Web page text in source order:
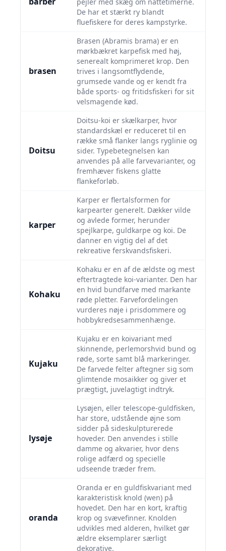
De har et stærkt ry blandt
fluefiskere for deres kampstyrke.
brasen
Brasen (Abramis brama) er en
mørkbækret karpefisk med høj,
senerealt komprimeret krop. Den
trives i langsomtflydende,
grumsede vande og er kendt fra
både sports- og fritidsfiskeri for sit
velsmagende kød.
Doitsu
Doitsu-koi er skælkarper, hvor
standardskæl er reduceret til en
række små flanker langs ryglinie og
sider. Typebetegnelsen kan
anvendes på alle farvevarianter, og
fremhæver fiskens glatte
flankeforløb.
karper
Karper er flertalsformen for
karpearter generelt. Dækker vilde
og avlede former, herunder
spejlkarpe, guldkarpe og koi. De
danner en vigtig del af det
rekreative ferskvandsfiskeri.
Kohaku
Kohaku er en af de ældste og mest
eftertragtede koi-varianter. Den har
en hvid bundfarve med markante
røde pletter. Farvefordelingen
vurderes nøje i prisdommere og
hobbykredsesammenhænge.
Kujaku
Kujaku er en koivariant med
skinnende, perlemorshvid bund og
røde, sorte samt blå markeringer.
De farvede felter aftegner sig som
glimtende mosaikker og giver et
prægtigt, juvelagtigt indtryk.
lysøje
Lysøjen, eller telescope-guldfisken,
har store, udstående øjne som
sidder på sideskulpturerede
hoveder. Den anvendes i stille
damme og akvarier, hvor dens
rolige adfærd og specielle
udseende træder frem.
oranda
Oranda er en guldfiskvariant med
karakteristisk knold (wen) på
hovedet. Den har en kort, kraftig
krop og svævefinner. Knolden
udvikles med alderen, hvilket gør
ældre eksemplarer særligt
dekorative.